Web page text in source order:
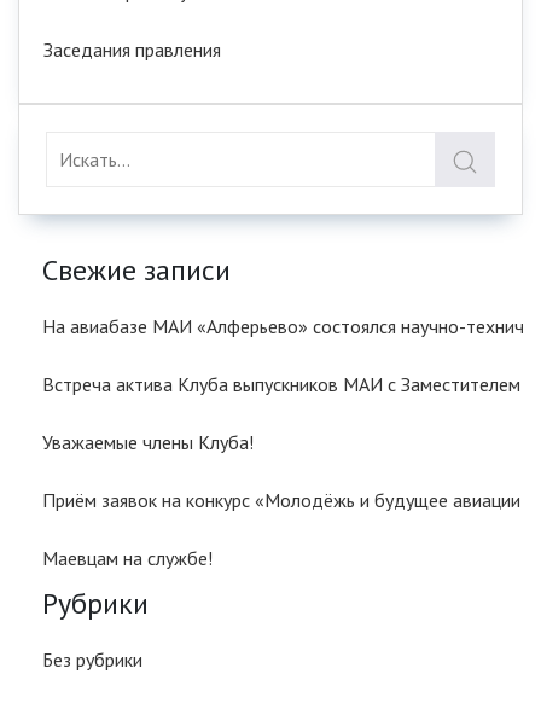
Заседания правления
Свежие записи
На авиабазе МАИ «Алферьево» состоялся научно-
Встреча актива Клуба выпускников МАИ с
Уважаемые члены Клуба!
Приём заявок на конкурс «Молодёжь и будущее авиации и
Маевцам на службе!
Рубрики
Без рубрики